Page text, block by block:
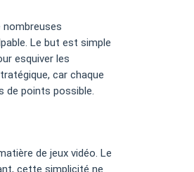
nombreuses
Le but est simple
esquiver les
car chaque
points possible.
de jeux vidéo. Le
cette simplicité ne